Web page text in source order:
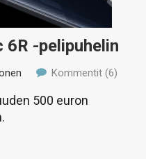
-pelipuhelin
Kommentit (6)
500 euron